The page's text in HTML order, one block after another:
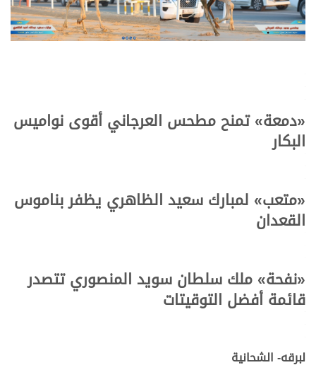
«دمعة» تمنح مطحس العرجاني أقوى نواميس
البكار
«متعب» لمبارك سعيد الظاهري يظفر بناموس
القعدان
«نفحة» ملك سلطان سويد المنصوري تتصدر
قائمة أفضل التوقيتات
لبرقه- الشحانية